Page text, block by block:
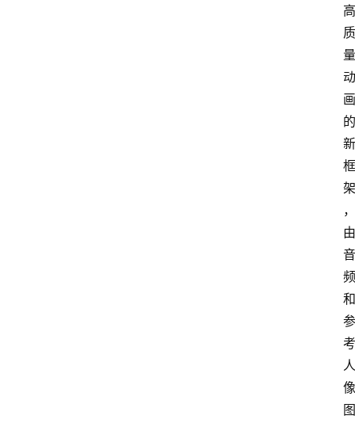
高
质
量
动
画
的
新
框
架
，
由
音
频
和
参
考
人
像
图